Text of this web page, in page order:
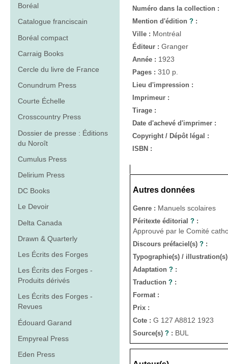
Boréal
Catalogue franciscain
Boréal compact
Carraig Books
Cercle du livre de France
Conundrum Press
Courte Échelle
Crosscountry Press
Dossier de presse : Éditions
du Noroît
Cumulus Press
Delirium Press
DC Books
Le Devoir
Delta Canada
Drawn & Quarterly
Les Écrits des Forges
Les Écrits des Forges -
Produits dérivés
Les Écrits des Forges -
Revues
Édouard Garand
Empyreal Press
Eden Press
Numéro dans la collection :
Mention d'édition ? :
Ville : Montréal
Éditeur : Granger
Année : 1923
Pages : 310 p.
Lieu d'impression :
Imprimeur :
Tirage :
Date d'achevé d'imprimer :
Copyright / Dépôt légal :
ISBN :
Autres données
Genre : Manuels scolaires
Péritexte éditorial ? :
Approuvé par le Comité
Discours préfaciel(s) ? :
Typographie(s) /
Adaptation ? :
Traduction ? :
Format :
Prix :
Cote : G 127 A8812 1923
Source(s) ? : BUL